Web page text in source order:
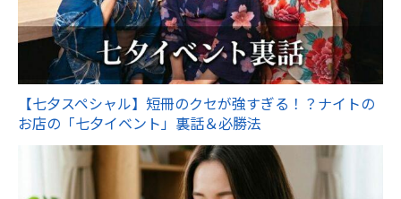
【七夕スペシャル】短冊のクセが強すぎる！？ナイトの
お店の「七夕イベント」裏話＆必勝法